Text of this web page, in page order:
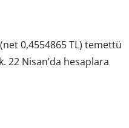
0,4554865 TL) temettü
22 Nisan’da hesaplara